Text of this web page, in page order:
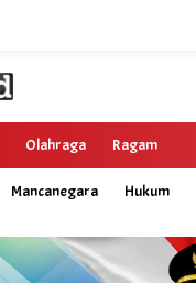
Olahraga Ragam
Mancanegara Hukum